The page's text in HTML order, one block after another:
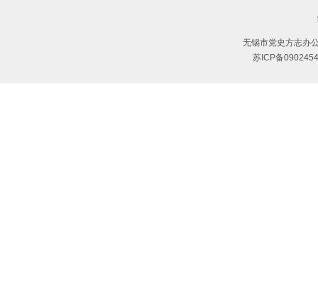
无锡市党史方志办
苏ICP备